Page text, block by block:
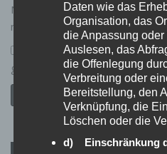
Name, E-Mail-Adresse und
meinen nächsten Kommentar
Ich habe die
genommen.
HINWEIS IN EIGENER SACHE
Daten wie das
Organisation, das
die Anpassung
Auslesen, das
die Offenlegung
Verbreitung oder
Bereitstellung, den
Verknüpfung, die
Löschen oder die
d) Einschränkung